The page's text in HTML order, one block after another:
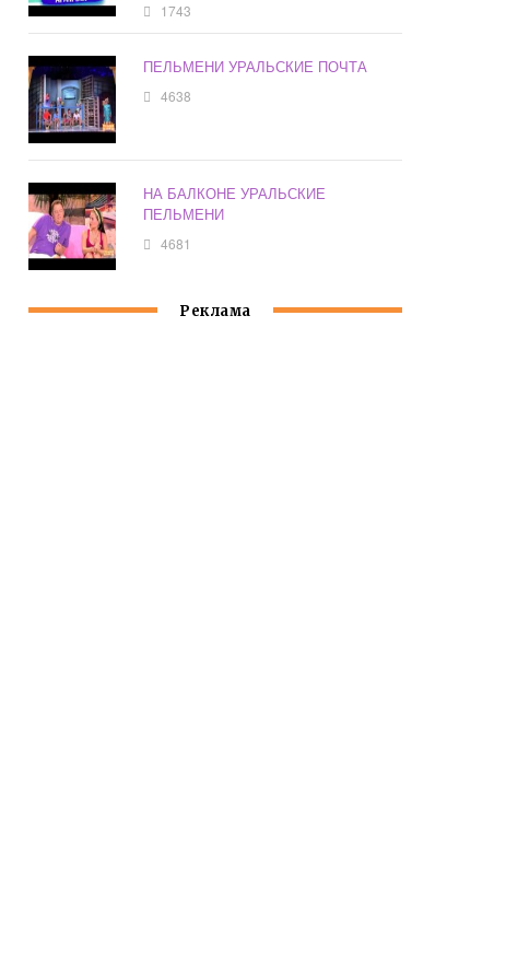
1743
ПЕЛЬМЕНИ УРАЛЬСКИЕ ПОЧТА
4638
НА БАЛКОНЕ УРАЛЬСКИЕ
ПЕЛЬМЕНИ
4681
Реклама